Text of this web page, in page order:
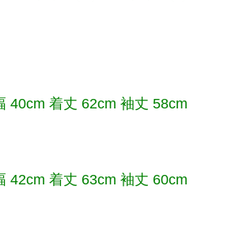
着丈 62cm 袖丈 58cm
着丈 63cm 袖丈 60cm